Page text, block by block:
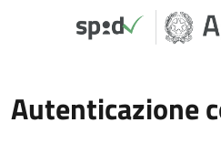
Autenticazione